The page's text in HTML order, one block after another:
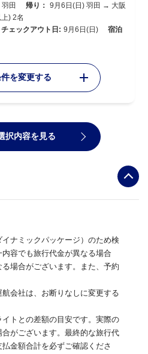
田 帰り： 9月6日(日) 羽田 → 大阪
) 2名
チェックアウト日: 9月6日(日)
宿泊
を変更する
択内容を見る
ナミックパッケージ）のため検
容でも旅行代金が異なる場合
場合がございます。また、予約
会社は、お断りなしに変更する
トとの差額の目安です。実際の
がございます。最終的な旅行代
金額合計を必ずご確認くださ